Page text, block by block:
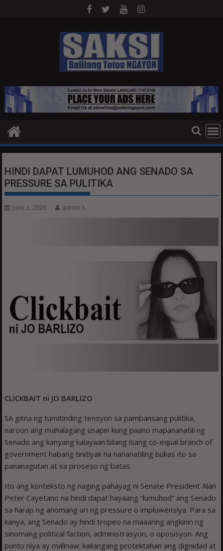
HINDI DAPAT LUMUHOD ANG SENADO SA
PRESSURE SA PULITIKA
June 3, 2026 admin 3
CLICKBAIT ni JO BARLIZO
SA gitna ng tumitinding tensyon sa pambansang pulitika,
naroon ang mahalagang usapin kung paano mapananatili ng
Senado ang kanyang kalayaan bilang isang co-equal branch of
government habang tinitiyak na nananatiling bukas ito sa
pananagutan at sa proseso ng batas.
Ito ang konteksto ng naging pahayag ni Senate President Alan
Peter Cayetano na hindi dapat hayaang “lumuhod” ang Senado
sa harap ng anomang uri ng pressure o impluwensiya. Para sa
kanya, ang Senado ay hindi tropeo na maaaring angkinin ng
sinomang political faction, administrasyon, o oposisyon. Ang
punto niya ay malinaw: kailangang protektahan ang dignidad at